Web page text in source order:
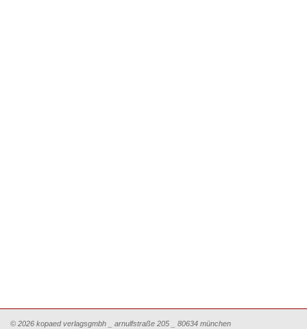
© 2026 kopaed verlagsgmbh _ arnulfstraße 205 _ 80634 münchen